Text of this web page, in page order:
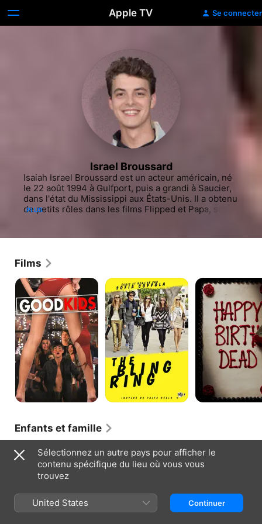
Apple TV Se connecter
Israel Broussard
Isaiah Israel Broussard est un acteur américain, né
le 22 août 1994 à Gulfport, puis a grandi à Saucier,
dans l'état du Mississippi aux États-Unis. Il a obtenu
de petits rôles dans les films Flipped et Papa, ses
Ring de Sofia Coppola en 2013.
PLUS
Films
Good
Kids
The
Bling
Ring
Happy
Birthdead
Enfants et famille
Un
cœur
l'envers
Sélectionnez un autre pays pour afficher le
contenu spécifique du lieu où vous vous
trouvez
United States Continuer